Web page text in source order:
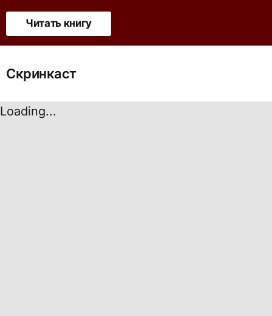
Читать книгу
Скринкаст
Loading...